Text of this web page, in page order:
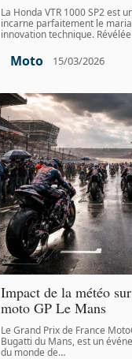
La Honda VTR 1000 SP2 est
incarne parfaitement le
innovation technique.
Moto 15/03/2026
Impact de la météo
moto GP Le Mans
Le Grand Prix de France
Bugatti du Mans, est un
du monde de…